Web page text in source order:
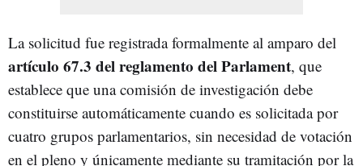
La solicitud fue registrada formalmente al amparo del
artículo 67.3 del reglamento del Parlament, que
establece que una comisión de investigación debe
constituirse automáticamente cuando es solicitada por
cuatro grupos parlamentarios, sin necesidad de votación
en el pleno y únicamente mediante su tramitación por la